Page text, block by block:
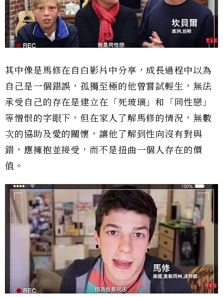
其中像是馬修在自白影片中分享，成長過程中以為
自己是一個錯誤，孤獨至極的他曾嘗試輕生，無法
承受自己的存在是建立在「死玻璃」和「同性戀」
等憎恨的字眼下，但在家人了解馬修的情況，無數
次的協助及愛的關懷，讓他了解到性向沒有對與
錯，應擁抱並接受，而不是扭曲一個人存在的價
值。